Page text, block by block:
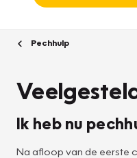
Pechhulp
Ik heb nu
Na afloop van de eerste